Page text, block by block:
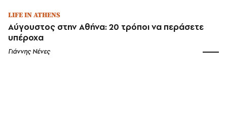
LIFE IN ATHENS
Αύγουστος στην Αθήνα: 20 τρόποι να περάσετε
υπέροχα
Γιάννης Νένες